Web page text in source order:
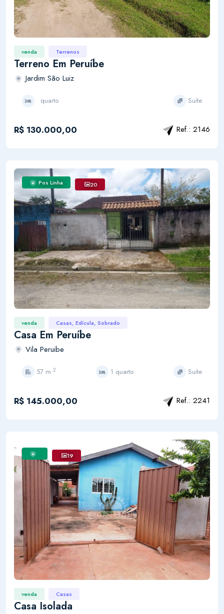
venda Terrenos
Terreno Em Peruíbe
Jardim São Luiz
quarto Suíte
R$ 130.000,00 Ref.: 2146
Pos Linha 20
venda Casas, Edícula, Sobrado
Casa Em Peruíbe
Vila Peruibe
57 m 2 1 quarto Suíte
R$ 145.000,00 Ref.: 2241
19
venda Casas
Casa Isolada